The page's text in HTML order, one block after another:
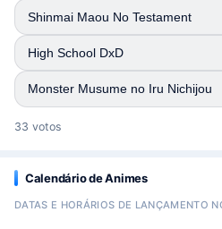
Shinmai Maou No Testament
High School DxD
Monster Musume no Iru Nichijou
33 votos
Calendário de Animes
DATAS E HORÁRIOS DE LANÇAMENTO